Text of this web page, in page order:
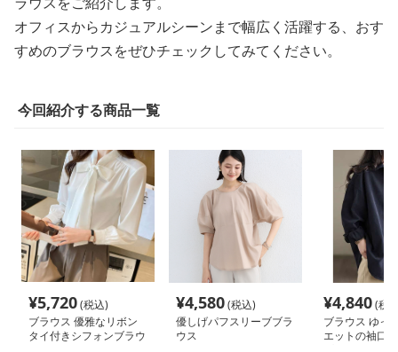
オフィスからカジュアルシーンまで幅広く活躍する、おす
すめのブラウスをぜひチェックしてみてください。
今回紹介する商品一覧
¥5,720(税込)
ブラウス 優雅なリボン
タイ付きシフォンブラウ
¥4,580(税込)
優しげパフスリーブブラ
ウス
¥4,840(税
ブラウス ゆっ
エットの袖口